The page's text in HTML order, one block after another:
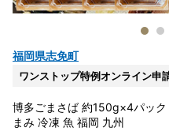
福岡県志免町
ワンストップ特例オンライン申
博多ごまさば 約150g×4パッ
まみ 冷凍 魚 福岡 九州